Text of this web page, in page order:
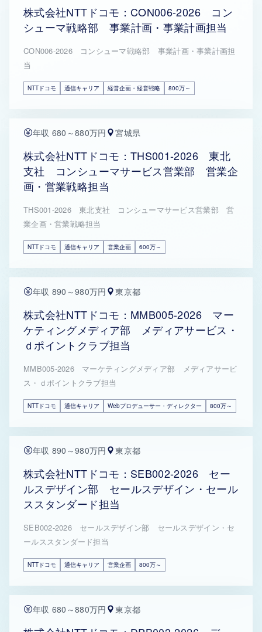
株式会社NTTドコモ：CON006-2026 コン
シューマ戦略部 事業計画・事業計画担当
CON006-2026 コンシューマ戦略部 事業計画・事業計画担
当
NTTドコモ 通信キャリア 経営企画・経営戦略 800万～
年収 680～880万円 宮城県
株式会社NTTドコモ：THS001-2026 東北
支社 コンシューマサービス営業部 営業企
画・営業戦略担当
THS001-2026 東北支社 コンシューマサービス営業部 営
業企画・営業戦略担当
NTTドコモ 通信キャリア 営業企画 600万～
年収 890～980万円 東京都
株式会社NTTドコモ：MMB005-2026 マー
ケティングメディア部 メディアサービス・
ｄポイントクラブ担当
MMB005-2026 マーケティングメディア部 メディアサービ
ス・ｄポイントクラブ担当
NTTドコモ 通信キャリア Webプロデューサー・ディレクター 800万～
年収 890～980万円 東京都
株式会社NTTドコモ：SEB002-2026 セー
ルスデザイン部 セールスデザイン・セール
ススタンダード担当
SEB002-2026 セールスデザイン部 セールスデザイン・セ
ールススタンダード担当
NTTドコモ 通信キャリア 営業企画 800万～
年収 680～880万円 東京都